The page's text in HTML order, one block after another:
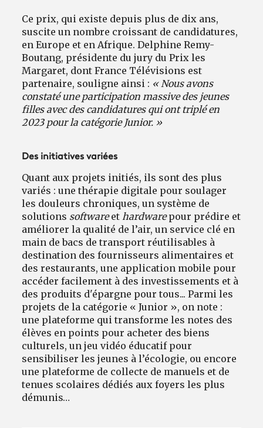
Ce prix, qui existe depuis plus de dix ans,
suscite un nombre croissant de candidatures,
en Europe et en Afrique. Delphine Remy-
Boutang, présidente du jury du Prix les
Margaret, dont France Télévisions est
partenaire, souligne ainsi : « Nous avons
constaté une participation massive des jeunes
filles avec des candidatures qui ont triplé en
2023 pour la catégorie Junior. »
Des initiatives variées
Quant aux projets initiés, ils sont des plus
variés : une thérapie digitale pour soulager
les douleurs chroniques, un système de
solutions softwareethardwarepour prédire et
améliorer la qualité de l’air, un service clé en
main de bacs de transport réutilisables à
destination des fournisseurs alimentaires et
des restaurants, une application mobile pour
accéder facilement à des investissements et à
des produits d'épargne pour tous... Parmi les
projets de la catégorie « Junior », on note :
une plateforme qui transforme les notes des
élèves en points pour acheter des biens
culturels, un jeu vidéo éducatif pour
sensibiliser les jeunes à l’écologie, ou encore
une plateforme de collecte de manuels et de
tenues scolaires dédiés aux foyers les plus
démunis…